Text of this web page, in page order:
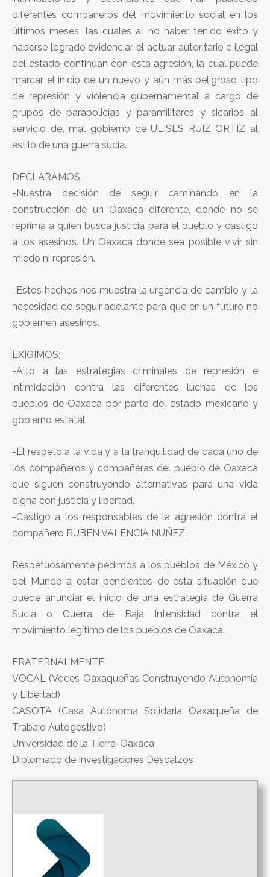
diferentes compañeros del movimiento social en los
últimos meses, las cuales al no haber tenido éxito y
haberse logrado evidenciar el actuar autoritario e ilegal
del estado continúan con esta agresión, la cual puede
marcar el inicio de un nuevo y aún más peligroso tipo
de represión y violencia gubernamental a cargo de
grupos de parapolicías y paramilitares y sicarios al
servicio del mal gobierno de ULISES RUIZ ORTIZ al
estilo de una guerra sucia.
DECLARAMOS:
-Nuestra decisión de seguir caminando en la
construcción de un Oaxaca diferente, donde no se
reprima a quien busca justicia para el pueblo y castigo
a los asesinos. Un Oaxaca donde sea posible vivir sin
miedo ni represión.
-Estos hechos nos muestra la urgencia de cambio y la
necesidad de seguir adelante para que en un futuro no
gobiernen asesinos.
EXIGIMOS:
-Alto a las estrategias criminales de represión e
intimidación contra las diferentes luchas de los
pueblos de Oaxaca por parte del estado mexicano y
gobierno estatal.
-El respeto a la vida y a la tranquilidad de cada uno de
los compañeros y compañeras del pueblo de Oaxaca
que siguen construyendo alternativas para una vida
digna con justicia y libertad.
-Castigo a los responsables de la agresión contra el
compañero RUBEN VALENCIA NUÑEZ.
Respetuosamente pedimos a los pueblos de México y
del Mundo a estar pendientes de esta situación que
puede anunciar el inicio de una estrategia de Guerra
Sucia o Guerra de Baja Intensidad contra el
movimiento legítimo de los pueblos de Oaxaca.
FRATERNALMENTE
VOCAL (Voces Oaxaqueñas Construyendo Autonomía
y Libertad)
CASOTA (Casa Autónoma Solidaria Oaxaqueña de
Trabajo Autogestivo)
Universidad de la Tierra-Oaxaca
Diplomado de Investigadores Descalzos